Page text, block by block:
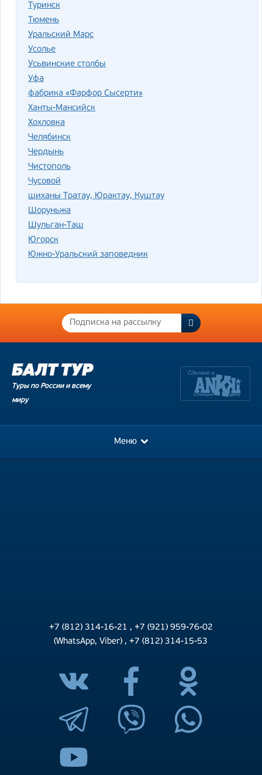
Туринск
Тюмень
Уральский Марс
Усолье
Усьвинские столбы
Уфа
фабрика «Фарфор Сысерти»
Ханты-Мансийск
Хохловка
Челябинск
Чердынь
Чистополь
Чусовой
шиханы Тратау, Юрактау, Куштау
Шоруньжа
Шульган-Таш
Югорск
Южно-Уральский заповедник
Туры по России и всему
миру
Меню
+7 (812) 314-16-21 , +7 (921) 959-76-02
(WhatsApp, Viber) ,+7 (812) 314-15-53